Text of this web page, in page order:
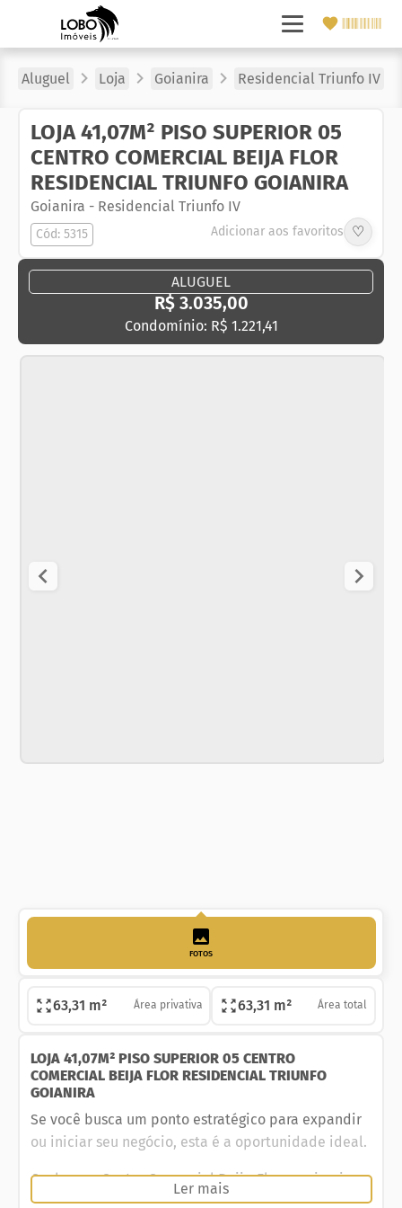
Aluguel Loja Goianira Residencial Triunfo IV
LOJA 41,07M² PISO SUPERIOR 05
CENTRO COMERCIAL BEIJA FLOR
RESIDENCIAL TRIUNFO GOIANIRA
Goianira - Residencial Triunfo IV
Adicionar aos favoritos ♡
Cód: 5315
ALUGUEL
R$ 3.035,00
Condomínio: R$ 1.221,41
FOTOS
63,31 m² Área privativa 63,31 m² Área total
LOJA 41,07M² PISO SUPERIOR 05 CENTRO
COMERCIAL BEIJA FLOR RESIDENCIAL TRIUNFO
GOIANIRA
Se você busca um ponto estratégico para expandir
ou iniciar seu negócio, esta é a oportunidade ideal.
Conheça o Centro Comercial Beija-Flor, o primeiro
centro comercial de Goianira, localizado na Avenida
Ler mais